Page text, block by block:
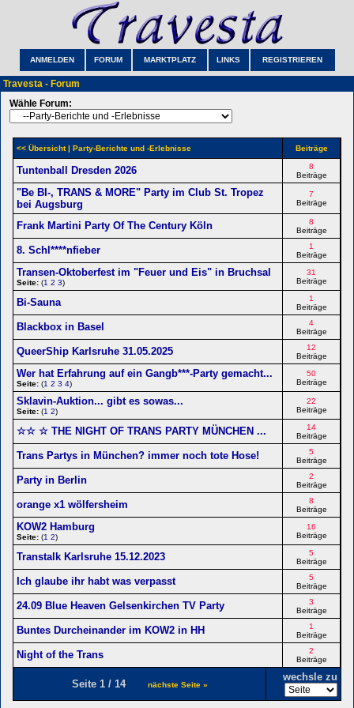
ANMELDEN FORUM MARKTPLATZ LINKS REGISTRIEREN
Travesta - Forum
Wähle Forum:
<< Übersicht| Party-Berichte und -Erlebnisse Beiträge
Tuntenball Dresden 2026
8
Beiträge
"Be BI-, TRANS & MORE" Party im Club St. Tropez
bei Augsburg
7
Beiträge
Frank Martini Party Of The Century Köln
8
Beiträge
8. Schl****nfieber
1
Beiträge
Transen-Oktoberfest im "Feuer und Eis" in Bruchsal
Seite: (1 2 3)
31
Beiträge
Bi-Sauna
1
Beiträge
Blackbox in Basel
4
Beiträge
QueerShip Karlsruhe 31.05.2025
12
Beiträge
Wer hat Erfahrung auf ein Gangb***-Party gemacht...
Seite: (1 2 3 4)
50
Beiträge
Sklavin-Auktion... gibt es sowas...
Seite: (1 2)
22
Beiträge
☆☆ ☆ THE NIGHT OF TRANS PARTY MÜNCHEN ...
14
Beiträge
Trans Partys in München? immer noch tote Hose!
5
Beiträge
Party in Berlin
2
Beiträge
orange x1 wölfersheim
8
Beiträge
KOW2 Hamburg
Seite: (1 2)
16
Beiträge
Transtalk Karlsruhe 15.12.2023
5
Beiträge
Ich glaube ihr habt was verpasst
5
Beiträge
24.09 Blue Heaven Gelsenkirchen TV Party
3
Beiträge
Buntes Durcheinander im KOW2 in HH
1
Beiträge
Night of the Trans
2
Beiträge
Seite 1 / 14 nächste Seite »
wechsle zu